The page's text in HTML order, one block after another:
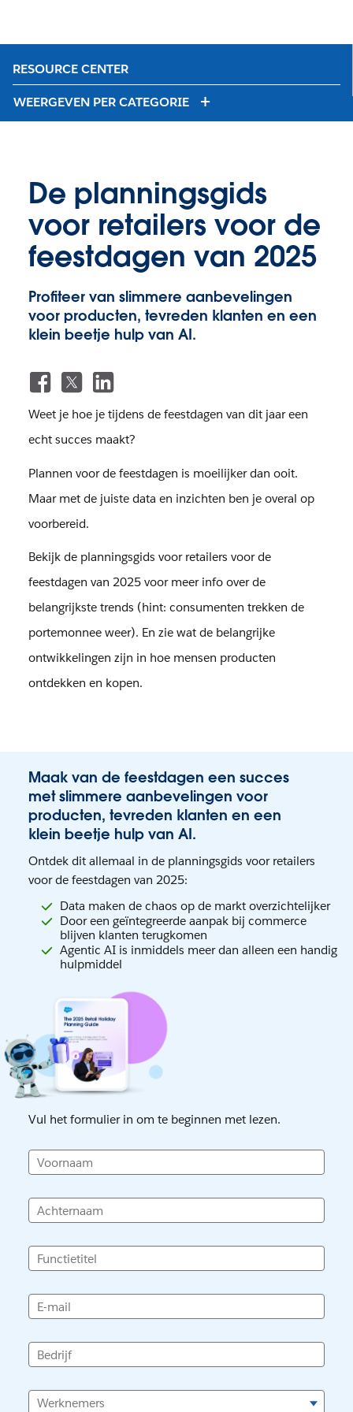
RESOURCE CENTER
WEERGEVEN PER CATEGORIE
De planningsgids
voor retailers voor de
feestdagen van 2025
Profiteer van slimmere aanbevelingen
voor producten, tevreden klanten en een
klein beetje hulp van AI.
Weet je hoe je tijdens de feestdagen van dit jaar een
echt succes maakt?
Plannen voor de feestdagen is moeilijker dan ooit.
Maar met de juiste data en inzichten ben je overal op
voorbereid.
Bekijk de planningsgids voor retailers voor de
feestdagen van 2025 voor meer info over de
belangrijkste trends (hint: consumenten trekken de
portemonnee weer). En zie wat de belangrijke
ontwikkelingen zijn in hoe mensen producten
ontdekken en kopen.
Maak van de feestdagen een succes
met slimmere aanbevelingen voor
producten, tevreden klanten en een
klein beetje hulp van AI.
Ontdek dit allemaal in de planningsgids voor retailers
voor de feestdagen van 2025:
Data maken de chaos op de markt overzichtelijker
Door een geïntegreerde aanpak bij commerce
blijven klanten terugkomen
Agentic AI is inmiddels meer dan alleen een handig
hulpmiddel
Vul het formulier in om te beginnen met lezen.
Voornaam
Achternaam
Functietitel
E-mail
Bedrijf
Werknemers